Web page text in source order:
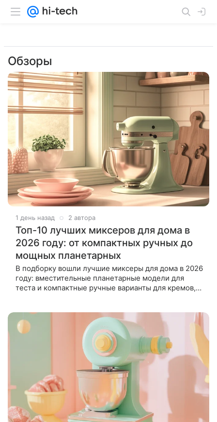
Обзоры
1 день назад 2 автора
Топ-10 лучших миксеров для дома в
2026 году: от компактных ручных до
мощных планетарных
В подборку вошли лучшие миксеры для дома в 2026
году: вместительные планетарные модели для
теста и компактные ручные варианты для кремов,